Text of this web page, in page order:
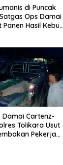
di Puncak
Ops Damai
Panen Hasil Kebun
Damai Cartenz-
Tolikara Usut
Pekerja